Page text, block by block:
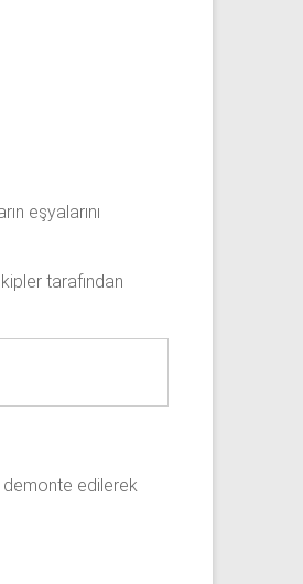
eşyalarını
tarafından
demonte edilerek